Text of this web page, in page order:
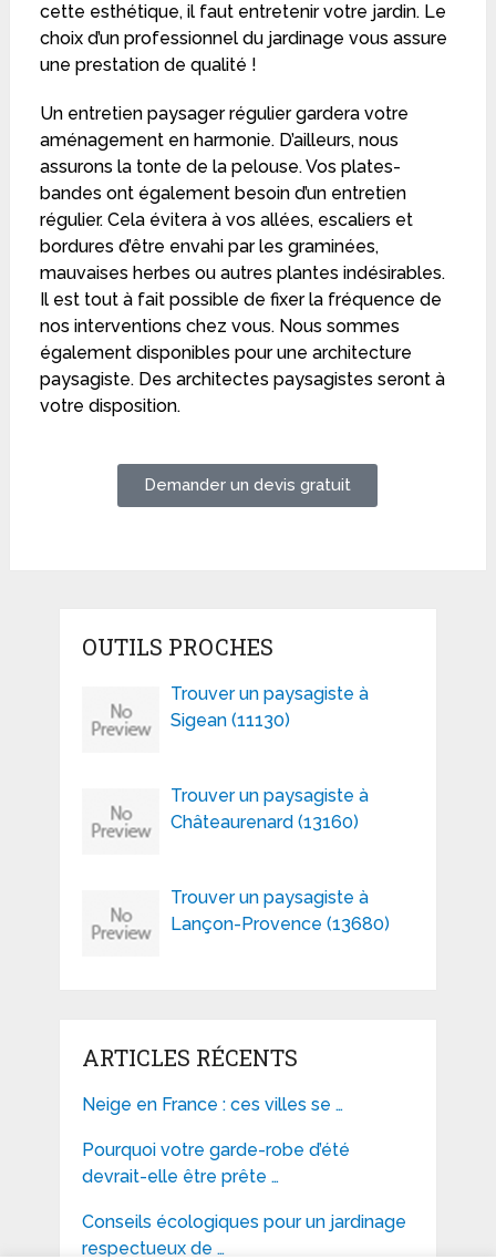
cette esthétique, il faut entretenir votre jardin. Le
choix d’un professionnel du jardinage vous assure
une prestation de qualité !
Un entretien paysager régulier gardera votre
aménagement en harmonie. D’ailleurs, nous
assurons la tonte de la pelouse. Vos plates-
bandes ont également besoin d’un entretien
régulier. Cela évitera à vos allées, escaliers et
bordures d’être envahi par les graminées,
mauvaises herbes ou autres plantes indésirables.
Il est tout à fait possible de fixer la fréquence de
nos interventions chez vous. Nous sommes
également disponibles pour une architecture
paysagiste. Des architectes paysagistes seront à
votre disposition.
Demander un devis gratuit
OUTILS PROCHES
Trouver un paysagiste à
Sigean (11130)
Trouver un paysagiste à
Châteaurenard (13160)
Trouver un paysagiste à
Lançon-Provence (13680)
ARTICLES RÉCENTS
Neige en France : ces villes se …
Pourquoi votre garde-robe d’été
devrait-elle être prête …
Conseils écologiques pour un jardinage
respectueux de …